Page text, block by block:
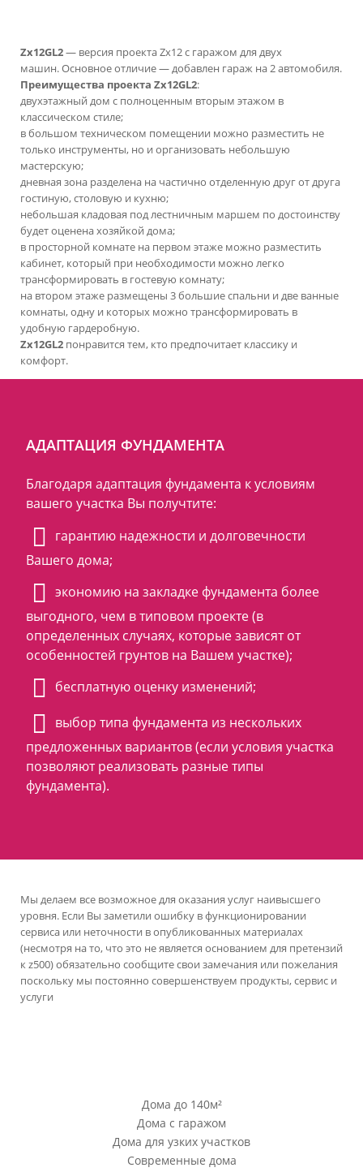
Zx12GL2— версия проекта Zx12 с гаражом для двух
машин. Основное отличие — добавлен гараж на 2 автомобиля.
Преимущества проекта Zx12GL2:
двухэтажный дом с полноценным вторым этажом в
классическом стиле;
в большом техническом помещении можно разместить не
только инструменты, но и организовать небольшую
мастерскую;
дневная зона разделена на частично отделенную друг от друга
гостиную, столовую и кухню;
небольшая кладовая под лестничным маршем по достоинству
будет оценена хозяйкой дома;
в просторной комнате на первом этаже можно разместить
кабинет, который при необходимости можно легко
трансформировать в гостевую комнату;
на втором этаже размещены 3 большие спальни и две ванные
комнаты, одну и которых можно трансформировать в
удобную гардеробную.
Zx12GL2 понравится тем, кто предпочитает классику и
комфорт.
АДАПТАЦИЯ ФУНДАМЕНТА
Благодаря адаптация фундамента к условиям
вашего участка Вы получтите:
гарантию надежности и долговечности
Вашего дома;
экономию на закладке фундамента более
выгодного, чем в типовом проекте (в
определенных случаях, которые зависят от
особенностей грунтов на Вашем участке);
бесплатную оценку изменений;
выбор типа фундамента из нескольких
предложенных вариантов (если условия участка
позволяют реализовать разные типы
фундамента).
Мы делаем все возможное для оказания услуг наивысшего
уровня. Если Вы заметили ошибку в функционировании
сервиса или неточности в опубликованных материалах
(несмотря на то, что это не является основанием для претензий
к z500) обязательно сообщите свои замечания или пожелания
поскольку мы постоянно совершенствуем продукты, сервис и
услуги
Дома до 140м²
Дома с гаражом
Дома для узких участков
Современные дома